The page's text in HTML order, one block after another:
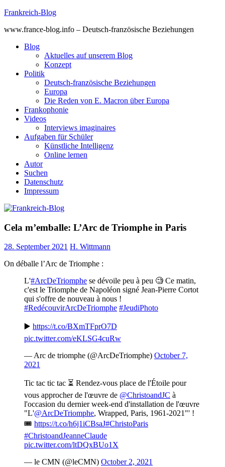
Skip
content
Frankreich-Blog
www.france-blog.info – Deutsch-französische Beziehungen
Blog
Aktuelles auf unserem Blog
Konzept
Politik
Deutsch-französische Beziehungen
Europa
Die Reden von E. Macron über Europa
Frankophonie
Videos
Interviews imaginaires
Aufgaben für Schüler
Künstliche Intelligenz
Online lernen
Autor
Suchen
Datenschutz
Impressum
Cela m’emballe: L’Arc de Triomphe in Paris
28. September 2021 H. Wittmann
On déballe l’Arc de Triomphe :
L'#ArcDeTriomphe se dévoile peu à peu 🧐 Ce matin,
c'est le Triomphe de Napoléon signé Jean-Pierre Cortot
qui s'offre de nouveau à nous !
#RedécouvirArcDeTriomphe #JeudiPhoto
▶️ https://t.co/BXmTFprO7D
pic.twitter.com/eKLSG4cuRw
— Arc de triomphe (@ArcDeTriomphe) October 7,
2021
Tic tac tic tac ⏳ Rendez-vous place de l'Étoile pour
vous approcher de l'œuvre de @ChristoandJC à
l'occasion du dernier week-end d'installation de l'œuvre
"L'@ArcDeTriomphe, Wrapped, Paris, 1961-2021"' !
🎟 https://t.co/h6j1iCBsaJ#ChristoParis
#ChristoandJeanneClaude
pic.twitter.com/ltDQxBUo1X
— le CMN (@leCMN) October 2, 2021